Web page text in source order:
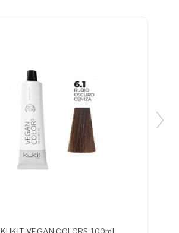
KUKIT VEGAN COLORS 100ml...